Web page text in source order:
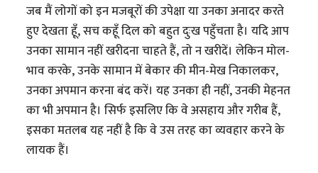
जब मैं लोगों को इन मजबूरों की उपेक्षा या उनका अनादर करते
हुए देखता हूँ, सच कहूँ दिल को बहुत दुःख पहुँचता है। यदि आप
उनका सामान नहीं खरीदना चाहते हैं, तो न खरीदें। लेकिन मोल-
भाव करके, उनके सामान में बेकार की मीन-मेख निकालकर,
उनका अपमान करना बंद करें। यह उनका ही नहीं, उनकी मेहनत
का भी अपमान है। सिर्फ इसलिए कि वे असहाय और गरीब हैं,
इसका मतलब यह नहीं है कि वे उस तरह का व्यवहार करने के
लायक हैं।